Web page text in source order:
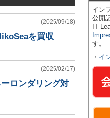
(2025/09/18)
を買収
(2025/02/17)
ロンダリング対
イン
公開
IT
す。
・ イ